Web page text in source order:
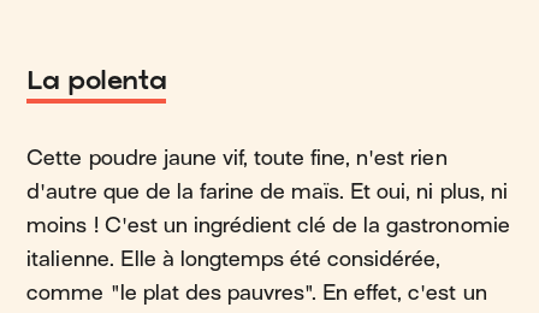
La polenta
Cette poudre jaune vif, toute fine, n'est rien
d'autre que de la farine de maïs. Et oui, ni plus, ni
moins ! C'est un ingrédient clé de la gastronomie
italienne. Elle à longtemps été considérée,
comme "le plat des pauvres". En effet, c'est un